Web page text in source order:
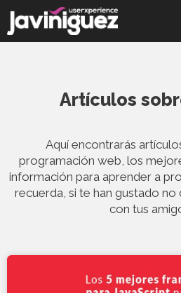
Artículos
Aquí encontrarás
programación web, los
información para aprender a
recuerda, si te han gustado
con tus